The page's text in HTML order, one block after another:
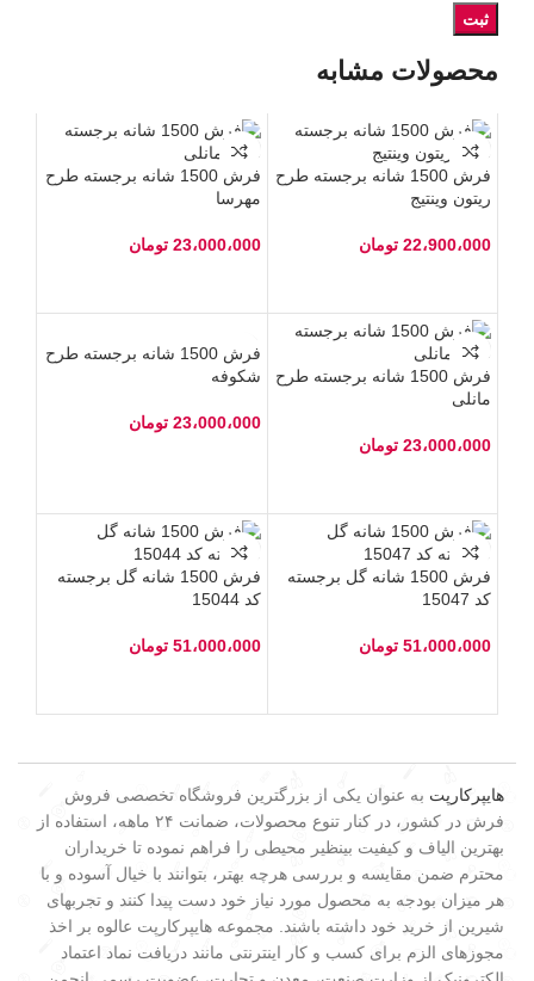
محصولات مشابه
فرش 1500 شانه برجسته طرح
ریتون وینتیج
22،900،000 تومان
فرش 1500 شانه برجسته طرح
مهرسا
23،000،000 تومان
فرش 1500 شانه برجسته طرح
مانلی
23،000،000 تومان
فرش 1500 شانه برجسته طرح
شکوفه
23،000،000 تومان
فرش 1500 شانه گل برجسته
کد 15047
51،000،000 تومان
فرش 1500 شانه گل برجسته
کد 15044
51،000،000 تومان
هایپرکارپت به عنوان یکی از بزرگترین فروشگاه تخصصی فروش
فرش در کشور، در کنار تنوع محصولات، ضمانت ۲۴ ماهه، استفاده از
بهترین الیاف و کیفیت بینظیر محیطی را فراهم نموده تا خریداران
محترم ضمن مقایسه و بررسی هرچه بهتر، بتوانند با خیال آسوده و با
هر میزان بودجه به محصول مورد نیاز خود دست پیدا کنند و تجربهای
شیرین از خرید خود داشته باشند. مجموعه هایپرکارپت عالوه بر اخذ
مجوزهای الزم برای کسب و کار اینترنتی مانند دریافت نماد اعتماد